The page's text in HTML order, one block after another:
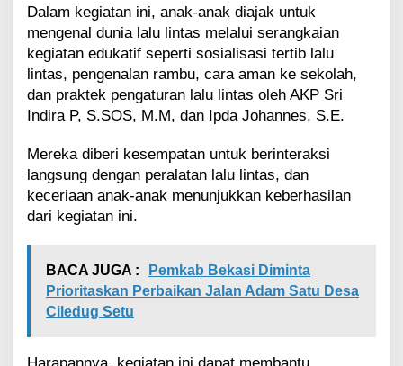
I
s
a
m
L
c
h
o
a
i
Dalam kegiatan ini, anak-anak diajak untuk
mengenal dunia lalu lintas melalui serangkaian
kegiatan edukatif seperti sosialisasi tertib lalu
lintas, pengenalan rambu, cara aman ke sekolah,
dan praktek pengaturan lalu lintas oleh AKP Sri
Indira P, S.SOS, M.M, dan Ipda Johannes, S.E.
Mereka diberi kesempatan untuk berinteraksi
langsung dengan peralatan lalu lintas, dan
keceriaan anak-anak menunjukkan keberhasilan
dari kegiatan ini.
BACA JUGA :
Pemkab Bekasi Diminta
Prioritaskan Perbaikan Jalan Adam Satu Desa
Ciledug Setu